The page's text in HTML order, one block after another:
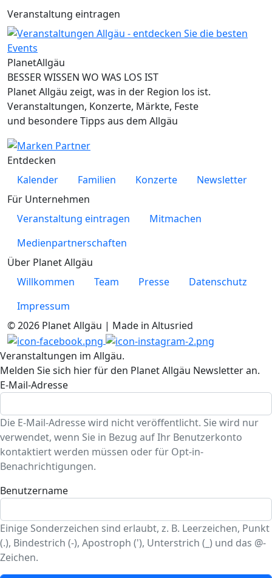
Veranstaltung eintragen
PlanetAllgäu
BESSER WISSEN WO WAS LOS IST
Planet Allgäu zeigt, was in der Region los ist.
Veranstaltungen, Konzerte, Märkte, Feste
und besondere Tipps aus dem Allgäu
Entdecken
Kalender
Familien Konzerte
Newsletter
Für Unternehmen
Veranstaltung eintragen
Mitmachen
Medienpartnerschaften
Über Planet Allgäu
Willkommen
Team Presse
Datenschutz
Impressum
© 2026 Planet Allgäu | Made in Altusried
Veranstaltungen im Allgäu.
Melden Sie sich hier für den Planet Allgäu Newsletter an.
E-Mail-Adresse
Die E-Mail-Adresse wird nicht veröffentlicht. Sie wird nur
verwendet, wenn Sie in Bezug auf Ihr Benutzerkonto
kontaktiert werden müssen oder für Opt-in-
Benachrichtigungen.
Benutzername
Einige Sonderzeichen sind erlaubt, z. B. Leerzeichen, Punkt
(.), Bindestrich (-), Apostroph ('), Unterstrich (_) und das @-
Zeichen.